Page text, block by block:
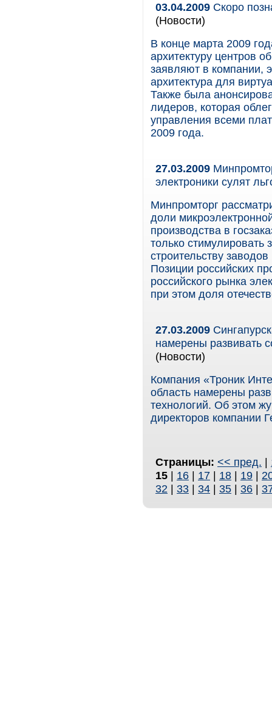
03.04.2009 Скоро
(Новости)
В конце марта 2009
архитектуру центров
заявляют в компании,
архитектура для
Также была
лидеров, которая
управления всеми
2009 года.
27.03.2009
электроники сулят
Минпромторг
доли
производства в
только стимулировать
строительству
Позиции российских
российского рынка
при этом доля
27.03.2009
намерены развивать
(Новости)
Компания «Троник
область намерены
технологий. Об этом
директоров компании
Страницы: << пред. |
15 | 16 | 17 | 18 | 19 |
32 | 33 | 34 | 35 | 36 |